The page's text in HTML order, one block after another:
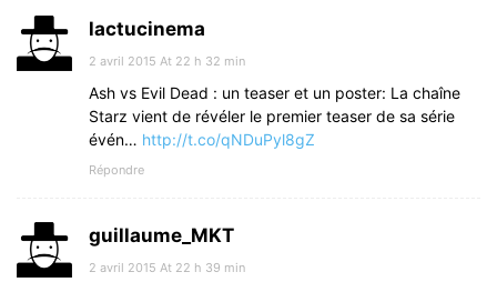
lactucinema
2 avril 2015 At 22 h 32 min
Ash vs Evil Dead : un teaser et un poster: La chaîne
Starz vient de révéler le premier teaser de sa série
évén… http://t.co/qNDuPyl8gZ
Répondre
guillaume_MKT
2 avril 2015 At 22 h 39 min